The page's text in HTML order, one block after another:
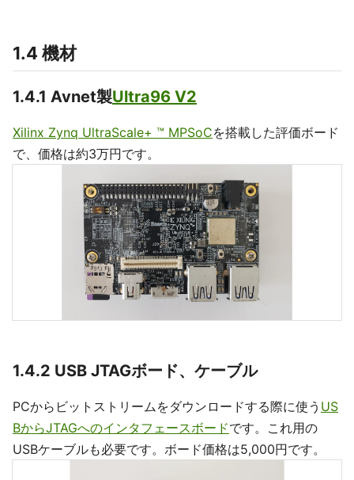
1.4 機材
1.4.1 Avnet製Ultra96 V2
Xilinx Zynq UltraScale+ ™ MPSoCを搭載した評価ボード
で、価格は約3万円です。
1.4.2 USB JTAGボード、ケーブル
PCからビットストリームをダウンロードする際に使う US
BからJTAGへのインタフェースボードです。これ用の
USBケーブルも必要です。ボード価格は5,000円です。